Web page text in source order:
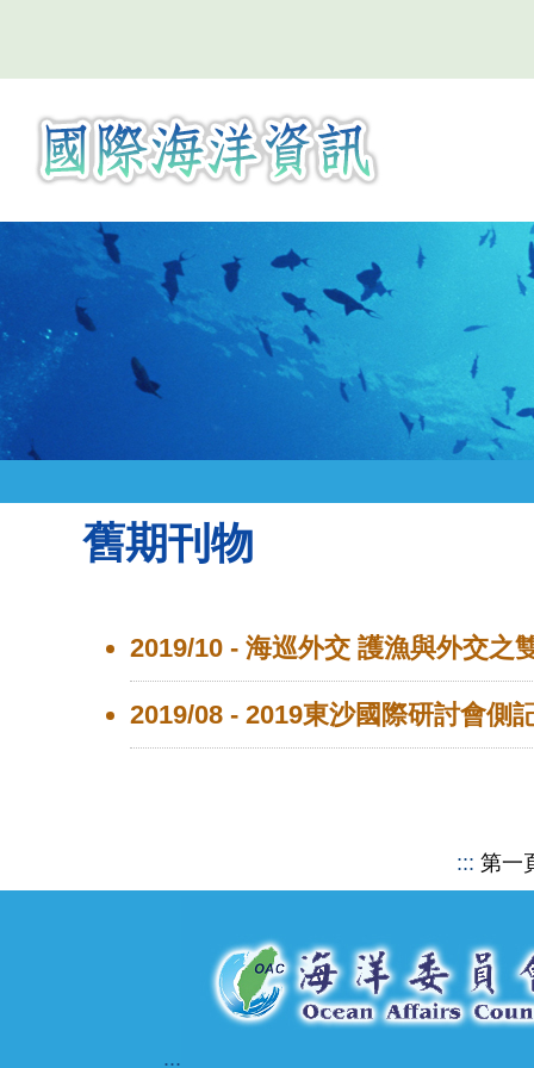
舊期刊物
2019/10 - 海巡外交 護漁與外交之
2019/08 - 2019東沙國際研討會側
::: 第一